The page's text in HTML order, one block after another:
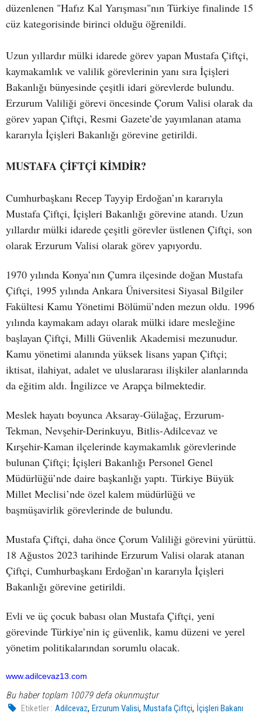
düzenlenen "Hafız Kal Yarışması"nın Türkiye finalinde 15
cüz kategorisinde birinci olduğu öğrenildi.
Uzun yıllardır mülki idarede görev yapan Mustafa Çiftçi,
kaymakamlık ve valilik görevlerinin yanı sıra İçişleri
Bakanlığı bünyesinde çeşitli idari görevlerde bulundu.
Erzurum Valiliği görevi öncesinde Çorum Valisi olarak da
görev yapan Çiftçi, Resmi Gazete’de yayımlanan atama
kararıyla İçişleri Bakanlığı görevine getirildi.
MUSTAFA ÇİFTÇİ KİMDİR?
Cumhurbaşkanı Recep Tayyip Erdoğan’ın kararıyla
Mustafa Çiftçi, İçişleri Bakanlığı görevine atandı. Uzun
yıllardır mülki idarede çeşitli görevler üstlenen Çiftçi, son
olarak Erzurum Valisi olarak görev yapıyordu.
1970 yılında Konya’nın Çumra ilçesinde doğan Mustafa
Çiftçi, 1995 yılında Ankara Üniversitesi Siyasal Bilgiler
Fakültesi Kamu Yönetimi Bölümü’nden mezun oldu. 1996
yılında kaymakam adayı olarak mülki idare mesleğine
başlayan Çiftçi, Milli Güvenlik Akademisi mezunudur.
Kamu yönetimi alanında yüksek lisans yapan Çiftçi;
iktisat, ilahiyat, adalet ve uluslararası ilişkiler alanlarında
da eğitim aldı. İngilizce ve Arapça bilmektedir.
Meslek hayatı boyunca Aksaray-Gülağaç, Erzurum-
Tekman, Nevşehir-Derinkuyu, Bitlis-Adilcevaz ve
Kırşehir-Kaman ilçelerinde kaymakamlık görevlerinde
bulunan Çiftçi; İçişleri Bakanlığı Personel Genel
Müdürlüğü’nde daire başkanlığı yaptı. Türkiye Büyük
Millet Meclisi’nde özel kalem müdürlüğü ve
başmüşavirlik görevlerinde de bulundu.
Mustafa Çiftçi, daha önce Çorum Valiliği görevini yürüttü.
18 Ağustos 2023 tarihinde Erzurum Valisi olarak atanan
Çiftçi, Cumhurbaşkanı Erdoğan’ın kararıyla İçişleri
Bakanlığı görevine getirildi.
Evli ve üç çocuk babası olan Mustafa Çiftçi, yeni
görevinde Türkiye’nin iç güvenlik, kamu düzeni ve yerel
yönetim politikalarından sorumlu olacak.
www.adilcevaz13.com
Bu haber toplam 10079 defa okunmuştur
Etiketler : Adilcevaz,Erzurum Valisi,Mustafa Çiftçi, İçişleri Bakanı